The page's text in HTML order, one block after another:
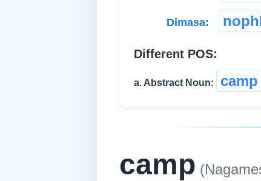
Dimasa:
Different POS:
a. Abstract Noun: camp
camp